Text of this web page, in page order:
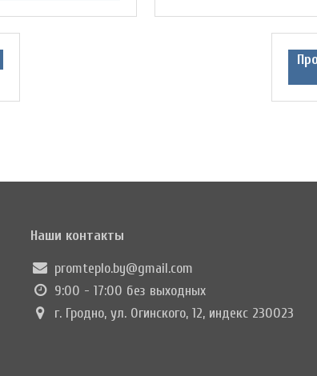
Наши контакты
promteplo.by@gmail.com
9:00 - 17:00 без выходных
г. Гродно, ул. Огинского, 12, индекс 230023